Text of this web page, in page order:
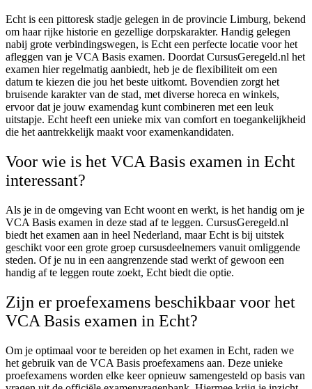
Echt is een pittoresk stadje gelegen in de provincie Limburg, bekend
om haar rijke historie en gezellige dorpskarakter. Handig gelegen
nabij grote verbindingswegen, is Echt een perfecte locatie voor het
afleggen van je VCA Basis examen. Doordat CursusGeregeld.nl het
examen hier regelmatig aanbiedt, heb je de flexibiliteit om een
datum te kiezen die jou het beste uitkomt. Bovendien zorgt het
bruisende karakter van de stad, met diverse horeca en winkels,
ervoor dat je jouw examendag kunt combineren met een leuk
uitstapje. Echt heeft een unieke mix van comfort en toegankelijkheid
die het aantrekkelijk maakt voor examenkandidaten.
Voor wie is het VCA Basis examen in Echt
interessant?
Als je in de omgeving van Echt woont en werkt, is het handig om je
VCA Basis examen in deze stad af te leggen. CursusGeregeld.nl
biedt het examen aan in heel Nederland, maar Echt is bij uitstek
geschikt voor een grote groep cursusdeelnemers vanuit omliggende
steden. Of je nu in een aangrenzende stad werkt of gewoon een
handig af te leggen route zoekt, Echt biedt die optie.
Zijn er proefexamens beschikbaar voor het
VCA Basis examen in Echt?
Om je optimaal voor te bereiden op het examen in Echt, raden we
het gebruik van de VCA Basis proefexamens aan. Deze unieke
proefexamens worden elke keer opnieuw samengesteld op basis van